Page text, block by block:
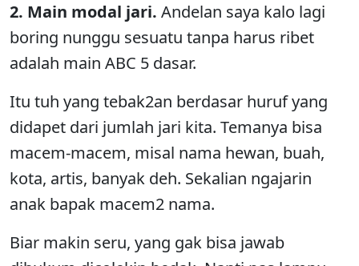
2. Main modal jari. Andelan saya kalo lagi
boring nunggu sesuatu tanpa harus ribet
adalah main ABC 5 dasar.
Itu tuh yang tebak2an berdasar huruf yang
didapet dari jumlah jari kita. Temanya bisa
macem-macem, misal nama hewan, buah,
kota, artis, banyak deh. Sekalian ngajarin
anak bapak macem2 nama.
Biar makin seru, yang gak bisa jawab